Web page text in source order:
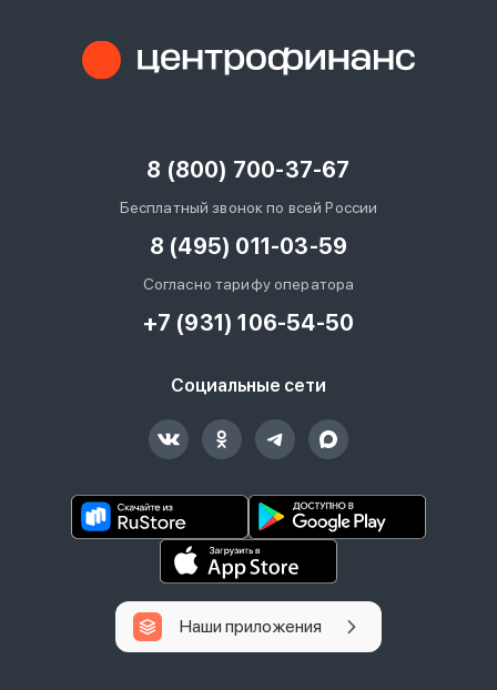
8 (800) 700-37-67
Бесплатный звонок по всей России
8 (495) 011-03-59
Согласно тарифу оператора
+7 (931) 106-54-50
Социальные сети
Наши приложения